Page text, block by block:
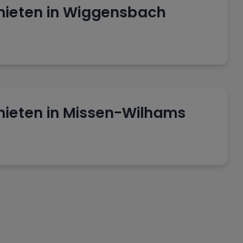
inWiggensbach
in Missen-Wilhams